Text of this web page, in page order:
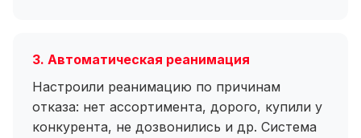
3. Автоматическая реанимация
Настроили реанимацию по причинам
отказа: нет ассортимента, дорого, купили у
конкурента, не дозвонились и др. Система